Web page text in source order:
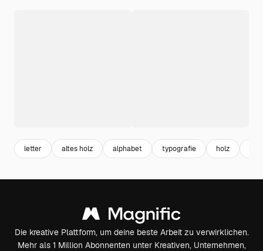
letter altes holz alphabet typografie holz
Die kreative Plattform, um deine beste Arbeit zu verwirklichen.
Mehr als 1 Million Abonnenten unter Kreativen, Unternehmen,